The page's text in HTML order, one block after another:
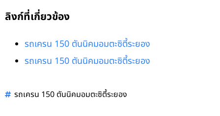
ลิงก์ที่เกี่ยวข้อง
รถเครน 150 ตันนิคมอมตะซิตี้ระยอง
รถเครน 150 ตันนิคมอมตะซิตี้ระยอง
รถเครน 150 ตันนิคมอมตะซิตี้ระยอง